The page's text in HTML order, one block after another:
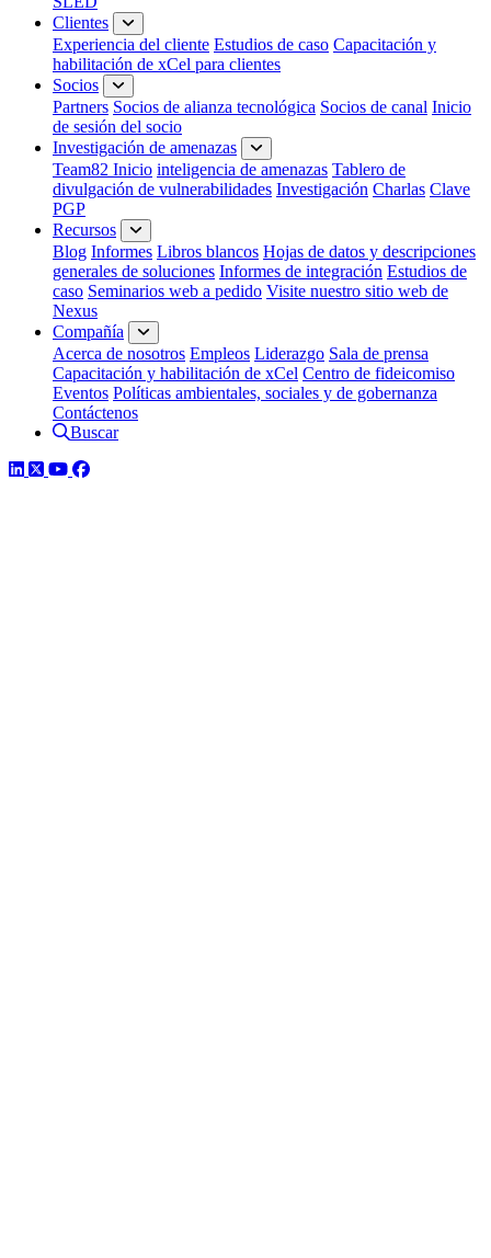
Clientes
Experiencia del cliente Estudios de caso Capacitación y
habilitación de xCel para clientes
Socios
Partners Socios de alianza tecnológica Socios de canal Inicio
de sesión del socio
Investigación de amenazas
Team82 Inicio inteligencia de amenazas Tablero de
divulgación de vulnerabilidades Investigación Charlas Clave
PGP
Recursos
Blog Informes Libros blancos Hojas de datos y descripciones
generales de soluciones Informes de integración Estudios de
caso Seminarios web a pedido Visite nuestro sitio web de
Nexus
Compañía
Acerca de nosotros Empleos Liderazgo Sala de prensa
Capacitación y habilitación de xCel Centro de fideicomiso
Eventos Políticas ambientales, sociales y de gobernanza
Contáctenos
Buscar
LinkedIn
TwitterYouTube
Facebook